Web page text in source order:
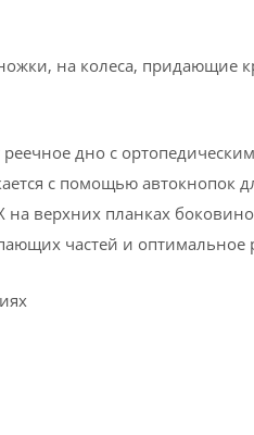
на колеса, придающие
дно с
с помощью автокнопок
на верхних планках
частей и оптимальное